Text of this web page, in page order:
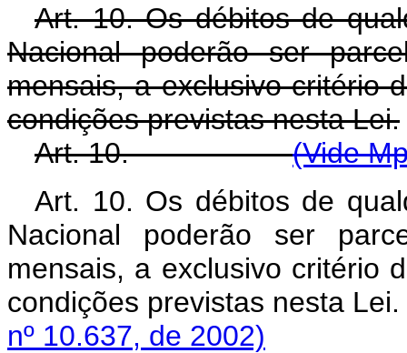
Art. 10. Os débitos de
Nacional poderão ser
mensais, a exclusivo critério
condições previstas nesta Lei.
Art. 10.(Vide
Art. 10. Os débitos de
Nacional poderão ser
mensais, a exclusivo critério
condições previstas
nº 10.637, de 2002)